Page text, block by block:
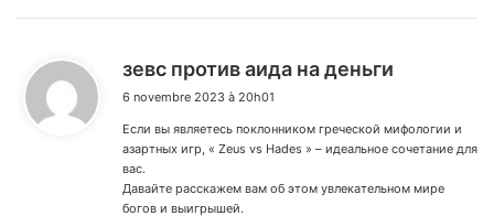
зевс против аида на деньги
:
6 novembre 2023 à 20h01
Если вы являетесь поклонником греческой мифологии и
азартных игр, « Zeus vs Hades » – идеальное сочетание для
вас.
Давайте расскажем вам об этом увлекательном мире
богов и выигрышей.